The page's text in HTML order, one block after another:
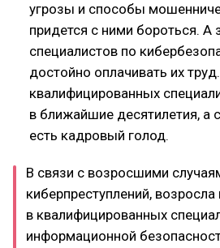
угрозы и способы
придется с ними бороться. А
специалистов по
достойно оплачивать их
квалифицированных
в ближайшие десятилетия, а
есть кадровый голод.
В связи с возросшими
киберпреступлений,
в квалифицированных
информационной